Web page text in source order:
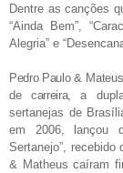
Dentre as canções
“Ainda Bem”,
Alegria” e
Pedro Paulo&
de carreira, a
sertanejas de
em 2006, lançou
Sertanejo”,
& Matheus caíram